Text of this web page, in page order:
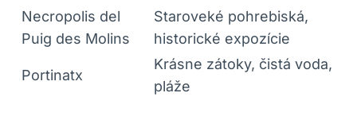
Necropolis del
Puig des Molins
Staroveké pohrebiská,
historické expozície
Portinatx
Krásne zátoky, čistá voda,
pláže